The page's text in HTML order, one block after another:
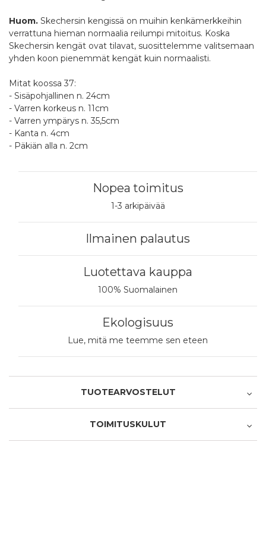
Huom. Skechersin kengissä on muihin kenkämerkkeihin
verrattuna hieman normaalia reilumpi mitoitus. Koska
Skechersin kengät ovat tilavat, suosittelemme valitsemaan
yhden koon pienemmät kengät kuin normaalisti.
Mitat koossa 37:
- Sisäpohjallinen n. 24cm
- Varren korkeus n. 11cm
- Varren ympärys n. 35,5cm
- Kanta n. 4cm
- Päkiän alla n. 2cm
Nopea toimitus
1-3 arkipäivää
Ilmainen palautus
Luotettava kauppa
100% Suomalainen
Ekologisuus
Lue, mitä me teemme sen eteen
TUOTEARVOSTELUT
TOIMITUSKULUT